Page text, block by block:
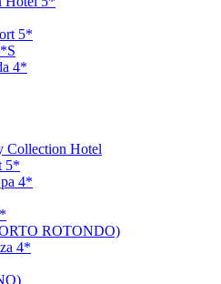
5*
4*
Collection Hotel
5*
4*
ROTONDO)
4*